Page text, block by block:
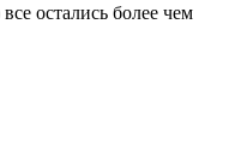
остались более чем